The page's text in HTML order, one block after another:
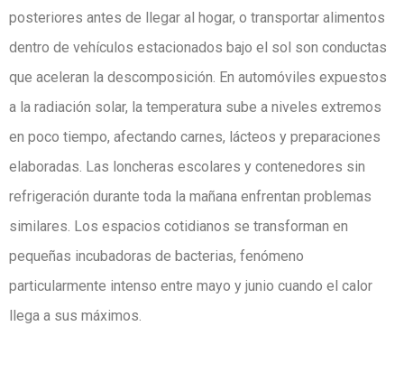
posteriores antes de llegar al hogar, o transportar alimentos
dentro de vehículos estacionados bajo el sol son conductas
que aceleran la descomposición. En automóviles expuestos
a la radiación solar, la temperatura sube a niveles extremos
en poco tiempo, afectando carnes, lácteos y preparaciones
elaboradas. Las loncheras escolares y contenedores sin
refrigeración durante toda la mañana enfrentan problemas
similares. Los espacios cotidianos se transforman en
pequeñas incubadoras de bacterias, fenómeno
particularmente intenso entre mayo y junio cuando el calor
llega a sus máximos.